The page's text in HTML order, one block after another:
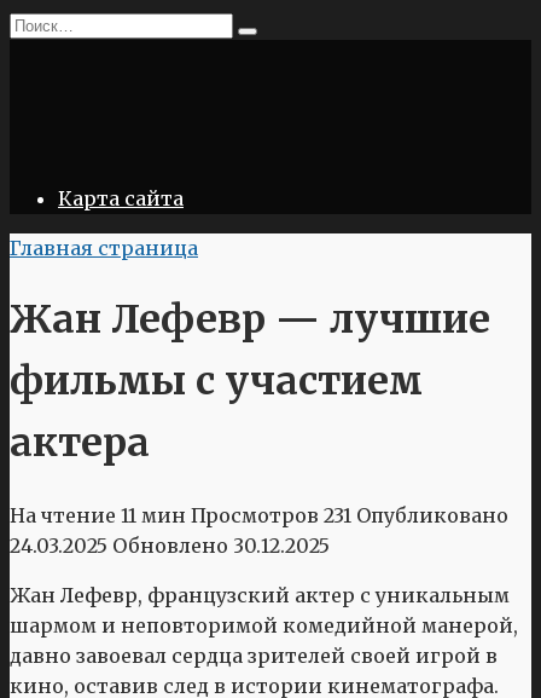
Перейти
Search
Карта сайта
Главная страница
Жан Лефевр — лучшие
фильмы с участием
актера
На чтение 11 мин Просмотров 231 Опубликовано
24.03.2025 Обновлено 30.12.2025
Жан Лефевр, французский актер с уникальным
шармом и неповторимой комедийной манерой,
давно завоевал сердца зрителей своей игрой в
кино, оставив след в истории кинематографа.